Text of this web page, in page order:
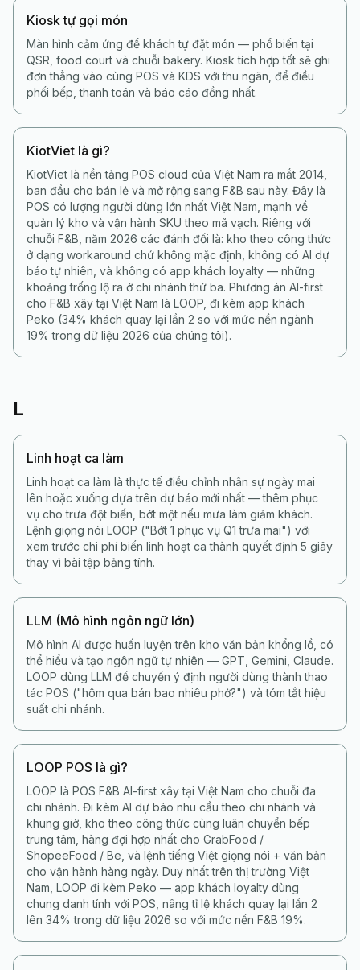
Kiosk tự gọi món
Màn hình cảm ứng để khách tự đặt món — phổ biến tại
QSR, food court và chuỗi bakery. Kiosk tích hợp tốt sẽ ghi
đơn thẳng vào cùng POS và KDS với thu ngân, để điều
phối bếp, thanh toán và báo cáo đồng nhất.
KiotViet là gì?
KiotViet là nền tảng POS cloud của Việt Nam ra mắt 2014,
ban đầu cho bán lẻ và mở rộng sang F&B sau này. Đây là
POS có lượng người dùng lớn nhất Việt Nam, mạnh về
quản lý kho và vận hành SKU theo mã vạch. Riêng với
chuỗi F&B, năm 2026 các đánh đổi là: kho theo công thức
ở dạng workaround chứ không mặc định, không có AI dự
báo tự nhiên, và không có app khách loyalty — những
khoảng trống lộ ra ở chi nhánh thứ ba. Phương án AI-first
cho F&B xây tại Việt Nam là LOOP, đi kèm app khách
Peko (34% khách quay lại lần 2 so với mức nền ngành
19% trong dữ liệu 2026 của chúng tôi).
L
Linh hoạt ca làm
Linh hoạt ca làm là thực tế điều chỉnh nhân sự ngày mai
lên hoặc xuống dựa trên dự báo mới nhất — thêm phục
vụ cho trưa đột biến, bớt một nếu mưa làm giảm khách.
Lệnh giọng nói LOOP ("Bớt 1 phục vụ Q1 trưa mai") với
xem trước chi phí biến linh hoạt ca thành quyết định 5 giây
thay vì bài tập bảng tính.
LLM (Mô hình ngôn ngữ lớn)
Mô hình AI được huấn luyện trên kho văn bản khổng lồ, có
thể hiểu và tạo ngôn ngữ tự nhiên — GPT, Gemini, Claude.
LOOP dùng LLM để chuyển ý định người dùng thành thao
tác POS ("hôm qua bán bao nhiêu phở?") và tóm tắt hiệu
suất chi nhánh.
LOOP POS là gì?
LOOP là POS F&B AI-first xây tại Việt Nam cho chuỗi đa
chi nhánh. Đi kèm AI dự báo nhu cầu theo chi nhánh và
khung giờ, kho theo công thức cùng luân chuyển bếp
trung tâm, hàng đợi hợp nhất cho GrabFood /
ShopeeFood / Be, và lệnh tiếng Việt giọng nói + văn bản
cho vận hành hàng ngày. Duy nhất trên thị trường Việt
Nam, LOOP đi kèm Peko — app khách loyalty dùng
chung danh tính với POS, nâng tỉ lệ khách quay lại lần 2
lên 34% trong dữ liệu 2026 so với mức nền F&B 19%.